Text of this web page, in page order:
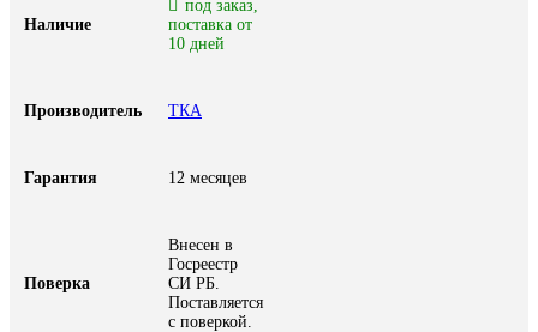
Наличие
под заказ,
поставка от
10 дней
Производитель ТКА
Гарантия 12 месяцев
Поверка
Внесен в
Госреестр
СИ РБ.
Поставляется
с поверкой.